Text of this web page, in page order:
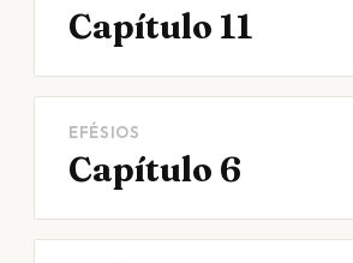
Capítulo 11
EFÉSIOS
Capítulo 6